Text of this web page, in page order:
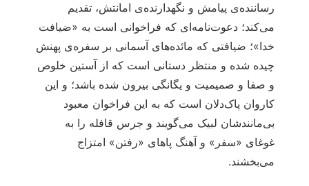
رساننده‌ی پیامش و نگهدارنده‌ی امانتش، تقدیم
می‌کند؛ دعوت‌نامه‌ای که فراخوانی است به «ضیافت
خدا»؛ ضیافتی که مائده‌های آسمانی بر سفره‌ی پهنش
چیده شده و منتظر دستانی است که از آستین خلوص
و صفا و صمیمیت و یگانگی بیرون شده باشد؛ و این
کاروان پاک‌دلان است که به این فراخوان معبود
بی‌مانندشان لبیک می‌گویند و جرس قافله را به
غوغای «سفر» و آهنگ پاهای «رفتن» امتزاج
می‌بخشند.